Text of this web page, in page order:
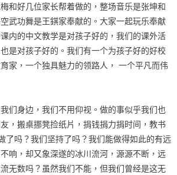
和好几位家长帮着做的，整场音乐是张坤和
武功舞是王錤家奉献的。大家一起玩乐奉献
内的中文教学是对孩子好的，我们的课外活
是对孩子好的。我们有一个为孩子好的好校
家，一个独具魅力的领路人， 一个平凡而伟
身边，我们不用仰视。做的事似乎我们也
，搬桌挪凳捡纸片，捐钱捐力捐时间，教书
了吗？我们坚持了吗？我们能做得如此的有远
响，却又象深遂的冰川流河，源源不断，远
无数吗？虽然我们不能，但我们曾经是这无